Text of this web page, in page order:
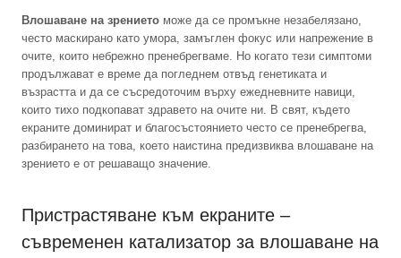
Влошаване на зрението може да се промъкне незабелязано,
често маскирано като умора, замъглен фокус или напрежение в
очите, които небрежно пренебрегваме. Но когато тези симптоми
продължават е време да погледнем отвъд генетиката и
възрастта и да се съсредоточим върху ежедневните навици,
които тихо подкопават здравето на очите ни. В свят, където
екраните доминират и благосъстоянието често се пренебрегва,
разбирането на това, което наистина предизвиква влошаване на
зрението е от решаващо значение.
Пристрастяване към екраните –
съвременен катализатор за влошаване на